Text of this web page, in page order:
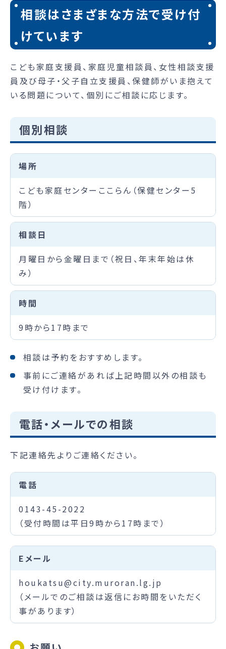
相談はさまざまな方法で受け付
けています
こども家庭支援員、家庭児童相談員、女性相談支援
員及び母子・父子自立支援員、保健師がいま抱えて
いる問題について、個別にご相談に応じます。
個別相談
場所
こども家庭センターここらん（保健センター5
階）
相談日
月曜日から金曜日まで（祝日、年末年始は休
み）
時間
9時から17時まで
相談は予約をおすすめします。
事前にご連絡があれば上記時間以外の相談も
受け付けます。
電話・メールでの相談
下記連絡先よりご連絡ください。
電話
0143-45-2022
（受付時間は平日9時から17時まで）
Eメール
houkatsu@city.muroran.lg.jp
（メールでのご相談は返信にお時間をいただく
事があります）